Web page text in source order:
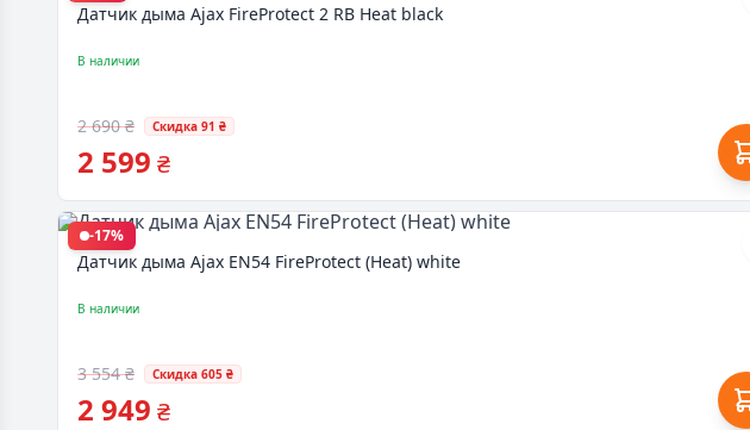
Датчик дыма Ajax FireProtect 2 RB Heat black
В наличии
2 690 ₴ Скидка 91 ₴
2 599 ₴
-17%
Датчик дыма Ajax EN54 FireProtect (Heat) white
В наличии
3 554 ₴ Скидка 605 ₴
2 949 ₴